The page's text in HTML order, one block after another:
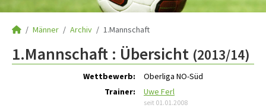
Männer Archiv 1.Mannschaft
1.Mannschaft : Übersicht (2013/14)
Wettbewerb:
Oberliga NO-Süd
Trainer:
Uwe Ferl
seit 01.01.2008